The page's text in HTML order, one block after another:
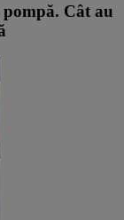
Cât au